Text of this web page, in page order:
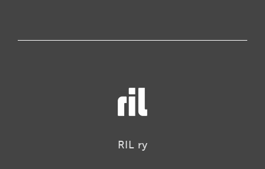
RIL ry